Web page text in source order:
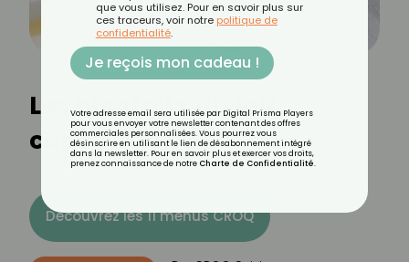
Les bienfaits du lait
concentré
Découvrez les 11 menus CROQ
que vous utilisez. Pour en savoir plus sur
ces traceurs, voir notre politique de
confidentialité.
Je reçois mon cadeau !
Votre adresse email sera utilisée par Digital Prisma Players
pour vous envoyer votre newsletter contenant des offres
commerciales personnalisées. Vous pourrez vous
désinscrire en utilisant le lien de désabonnement intégré
dans la newsletter. Pour en savoir plus et exercer vos droits,
prenez connaissance de notre Charte de Confidentialité.